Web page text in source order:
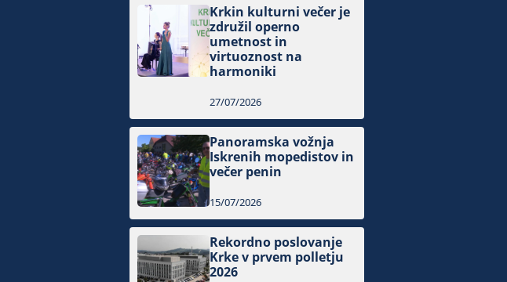
Krkin kulturni večer je
združil operno
umetnost in
virtuoznost na
harmoniki
27/07/2026
Panoramska vožnja
Iskrenih mopedistov in
večer penin
15/07/2026
Rekordno poslovanje
Krke v prvem polletju
2026